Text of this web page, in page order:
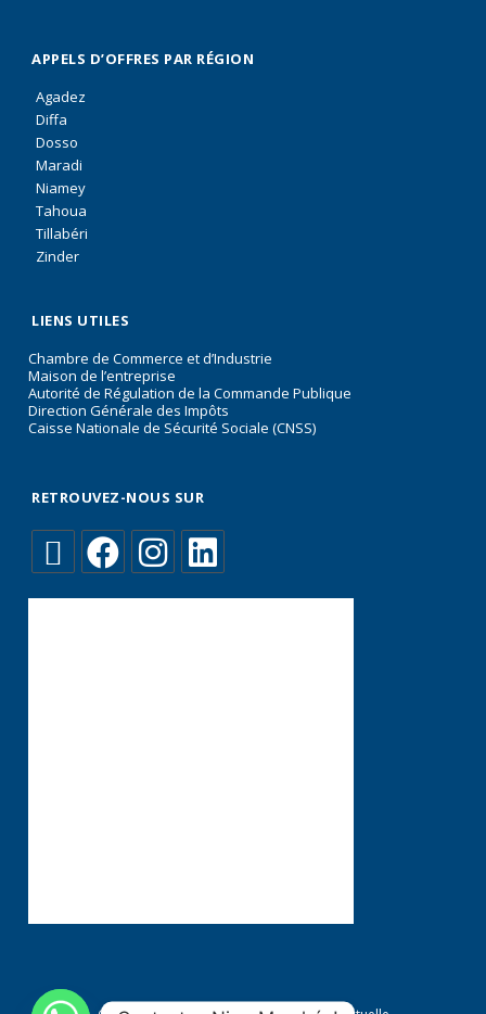
APPELS D’OFFRES PAR RÉGION
Agadez
Diffa
Dosso
Maradi
Niamey
Tahoua
Tillabéri
Zinder
LIENS UTILES
Chambre de Commerce et d’Industrie
Maison de l’entreprise
Autorité de Régulation de la Commande Publique
Direction Générale des Impôts
Caisse Nationale de Sécurité Sociale (CNSS)
RETROUVEZ-NOUS SUR